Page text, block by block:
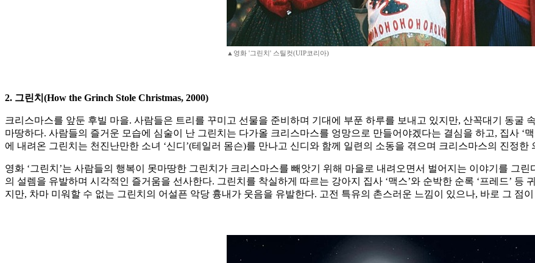
▲영화 '그린치' 스틸컷(UIP코리아)
2. 그린치(How the Grinch Stole Christmas, 2000)
크리스마스를 앞둔 후빌 마을. 사람들은 트리를 꾸미고 선물을 준비하며 기대에 부푼 하루를 보내고 있지만, 산꼭대기 동굴
마땅하다. 사람들의 즐거운 모습에 심술이 난 그린치는 다가올 크리스마스를 엉망으로 만들어야겠다는 결심을 하고, 집사 ‘
에 내려온 그린치는 천진난만한 소녀 ‘신디’(테일러 몸슨)를 만나고 신디와 함께 일련의 소동을 겪으며 크리스마스의 진정한
영화 ‘그린치’는 사람들의 행복이 못마땅한 그린치가 크리스마스를 빼앗기 위해 마을로 내려오면서 벌어지는 이야기를 그
의 설렘을 유발하며 시각적인 즐거움을 선사한다. 그린치를 착실하게 따르는 강아지 집사 ‘맥스’와 순박한 순록 ‘프레드’
지만, 차마 미워할 수 없는 그린치의 어설픈 악당 흉내가 웃음을 유발한다. 고전 특유의 촌스러운 느낌이 있으나, 바로 그 점